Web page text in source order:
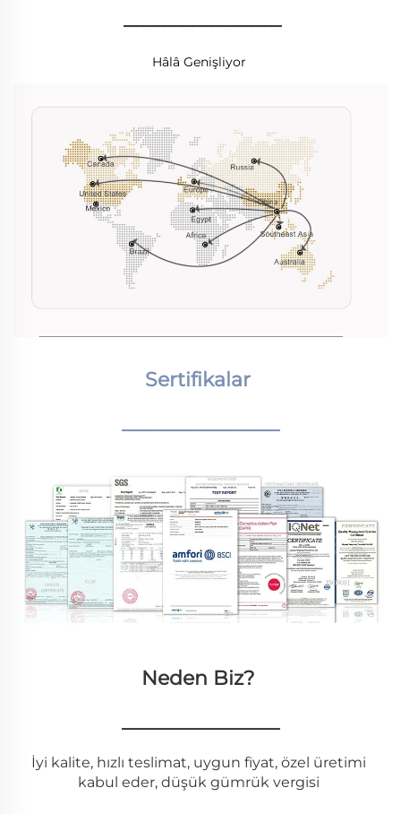
________________
Hâlâ Genişliyor
Sertifikalar
________________
Neden Biz?
________________
İyi kalite, hızlı teslimat, uygun fiyat, özel üretimi
kabul eder, düşük gümrük vergisi